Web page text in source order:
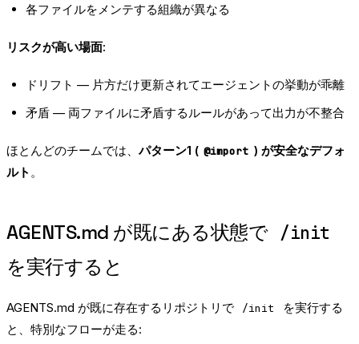
各ファイルをメンテする組織が異なる
リスクが高い場面:
ドリフト — 片方だけ更新されてエージェントの挙動が乖離
矛盾 — 両ファイルに矛盾するルールがあって出力が不整合
ほとんどのチームでは、パターン1 ( @import ) が安全なデフォ
ルト 。
AGENTS.md が既にある状態で /init
を実行すると
AGENTS.md が既に存在するリポジトリで /init
を実行する
と、特別なフローが走る: